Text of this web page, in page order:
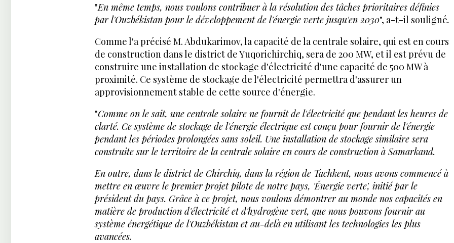
"En même temps, nous voulons contribuer à la résolution des tâches prioritaires définies
par l'Ouzbékistan pour le développement de l'énergie verte jusqu'en 2030", a-t-il souligné.
Comme l'a précisé M. Abdukarimov, la capacité de la centrale solaire, qui est en cours
de construction dans le district de Yuqorichirchiq, sera de 200 MW, et il est prévu de
construire une installation de stockage d'électricité d'une capacité de 500 MW à
proximité. Ce système de stockage de l'électricité permettra d'assurer un
approvisionnement stable de cette source d'énergie.
"Comme on le sait, une centrale solaire ne fournit de l'électricité que pendant les heures de
clarté. Ce système de stockage de l'énergie électrique est conçu pour fournir de l'énergie
pendant les périodes prolongées sans soleil. Une installation de stockage similaire sera
construite sur le territoire de la centrale solaire en cours de construction à Samarkand.
En outre, dans le district de Chirchiq, dans la région de Tachkent, nous avons commencé à
mettre en œuvre le premier projet pilote de notre pays, 'Énergie verte', initié par le
président du pays. Grâce à ce projet, nous voulons démontrer au monde nos capacités en
matière de production d'électricité et d'hydrogène vert, que nous pouvons fournir au
système énergétique de l'Ouzbékistan et au-delà en utilisant les technologies les plus
avancées.